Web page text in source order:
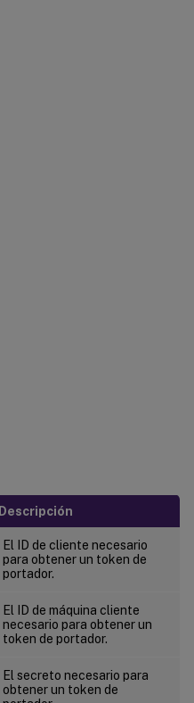
Descripción
El ID de cliente necesario
para obtener un token de
portador.
El ID de máquina cliente
necesario para obtener un
token de portador.
El secreto necesario para
obtener un token de